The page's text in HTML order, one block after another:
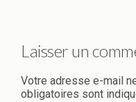
Laisser un
Votre adresse e-mail
obligatoires sont